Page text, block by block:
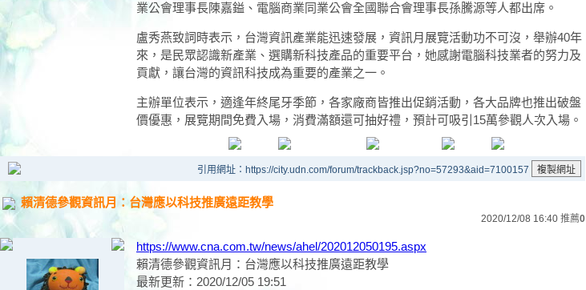
業公會理事長陳嘉鎰、電腦商業同業公會全國聯合會理事長孫騰源等人都出席。
盧秀燕致詞時表示，台灣資訊產業能迅速發展，資訊月展覽活動功不可沒，舉辦40年
來，是民眾認識新產業、選購新科技產品的重要平台，她感謝電腦科技業者的努力及
貢獻，讓台灣的資訊科技成為重要的產業之一。
主辦單位表示，適逢年終尾牙季節，各家廠商皆推出促銷活動，各大品牌也推出破盤
價優惠，展覽期間免費入場，消費滿額還可抽好禮，預計可吸引15萬參觀人次入場。
引用網址：https://city.udn.com/forum/trackback.jsp?no=57293&aid=7100157
賴清德參觀資訊月：台灣應以科技推廣遠距教學
2020/12/08 16:40 推薦0
https://www.cna.com.tw/news/ahel/202012050195.aspx
賴清德參觀資訊月：台灣應以科技推廣遠距教學
最新更新：2020/12/05 19:51